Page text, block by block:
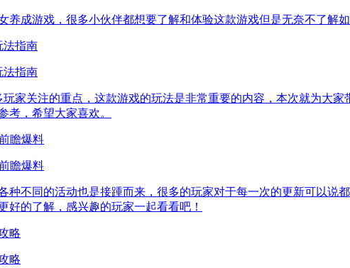
养成游戏，很多小伙伴都想要了解和体验这款游戏但是无奈不了解
法指南
家关注的重点，这款游戏的玩法是非常重要的内容，本次就为大
考，希望大家喜欢。
瞻爆料
种不同的活动也是接踵而来，很多的玩家对于每一次的更新可以
好的了解，感兴趣的玩家一起看看吧！
略